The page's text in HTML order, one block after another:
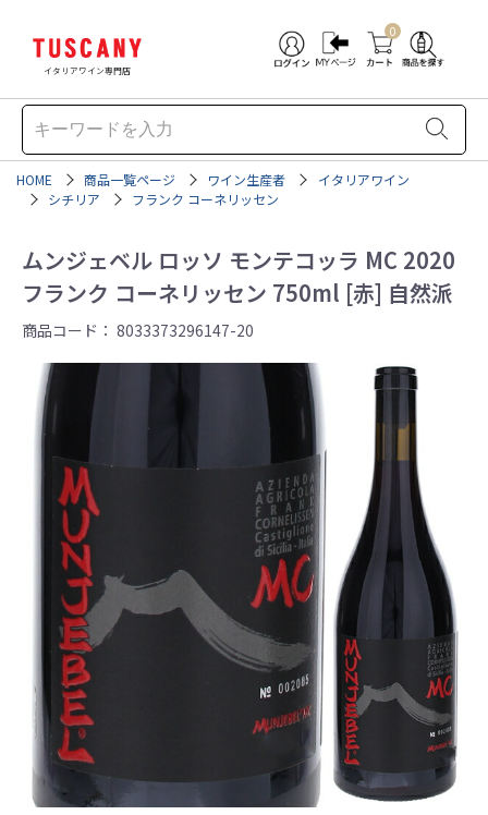
イタリアワイン専門店
0
HOME 商品一覧ページ ワイン生産者
イタリアワイン
シチリア
フランク コーネリッセン
ムンジェベル ロッソ モンテコッラ MC 2020
フランク コーネリッセン 750ml [赤] 自然派
商品コード： 8033373296147-20